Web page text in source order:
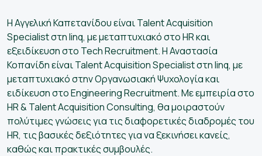
Η Αγγελική Καπετανίδου είναι Talent Acquisition
Specialist στη linq, με μεταπτυχιακό στο HR και
εξειδίκευση στο Tech Recruitment. Η Αναστασία
Κοπανίδη είναι Talent Acquisition Specialist στη linq, με
μεταπτυχιακό στην Οργανωσιακή Ψυχολογία και
ειδίκευση στο Engineering Recruitment. Με εμπειρία στo
HR & Talent Acquisition Consulting, θα μοιραστούν
πολύτιμες γνώσεις για τις διαφορετικές διαδρομές του
HR, τις βασικές δεξιότητες για να ξεκινήσει κανείς,
καθώς και πρακτικές συμβουλές.